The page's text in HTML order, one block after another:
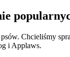
Chcieliśmy
i Applaws.